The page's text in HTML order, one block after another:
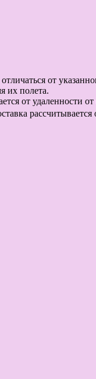
от
их полета.
от удаленности
рассчитывается